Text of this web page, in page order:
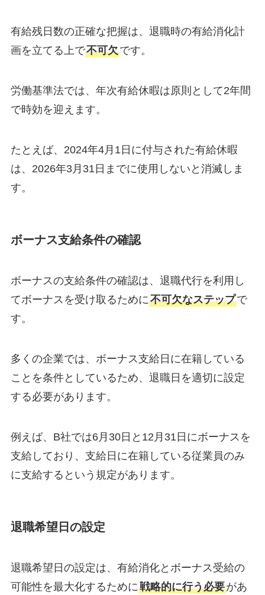
有給残日数の正確な把握は、退職時の有給消化計
画を立てる上で不可欠です。
労働基準法では、年次有給休暇は原則として2年間
で時効を迎えます。
たとえば、2024年4月1日に付与された有給休暇
は、2026年3月31日までに使用しないと消滅しま
す。
ボーナス支給条件の確認
ボーナスの支給条件の確認は、退職代行を利用し
てボーナスを受け取るために不可欠なステップで
す。
多くの企業では、ボーナス支給日に在籍している
ことを条件としているため、退職日を適切に設定
する必要があります。
例えば、B社では6月30日と12月31日にボーナスを
支給しており、支給日に在籍している従業員のみ
に支給するという規定があります。
退職希望日の設定
退職希望日の設定は、有給消化とボーナス受給の
可能性を最大化するために戦略的に行う必要があ